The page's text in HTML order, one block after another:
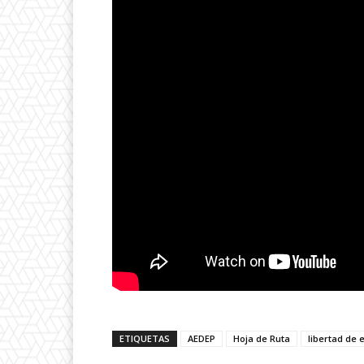
ETIQUETAS AEDEP Hoja de Ruta libertad de